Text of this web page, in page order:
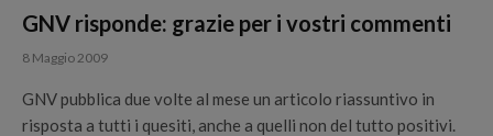
GNV risponde: grazie per i vostri commenti
8 Maggio 2009
GNV pubblica due volte al mese un articolo riassuntivo in
risposta a tutti i quesiti, anche a quelli non del tutto positivi.